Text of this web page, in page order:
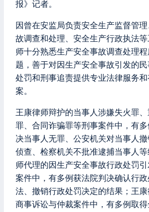
报》记者。
因曾在安监局负责安全生产监督管
故调查和处理、安全生产行政执法
师十分熟悉生产安全事故调查处理
题，善于对因生产安全事故引发的
处罚和刑事追责提供专业法律服务
案。
王康律师辩护的当事人涉嫌失火罪
罪、合同诈骗罪等刑事案件中，有多
决当事人无罪、公安机关对当事人
侦查、检察机关不批准逮捕当事人
师代理的因生产安全事故行政处罚
案件中，有多例获法院判决确认行
法、撤销行政处罚决定的结果；王
商事诉讼与仲裁案件中，有多例取